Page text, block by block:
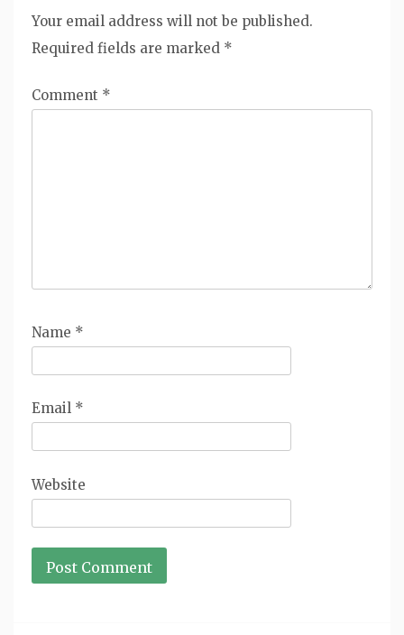
Your email address will not be published.
Required fields are marked *
Comment *
Name *
Email *
Website